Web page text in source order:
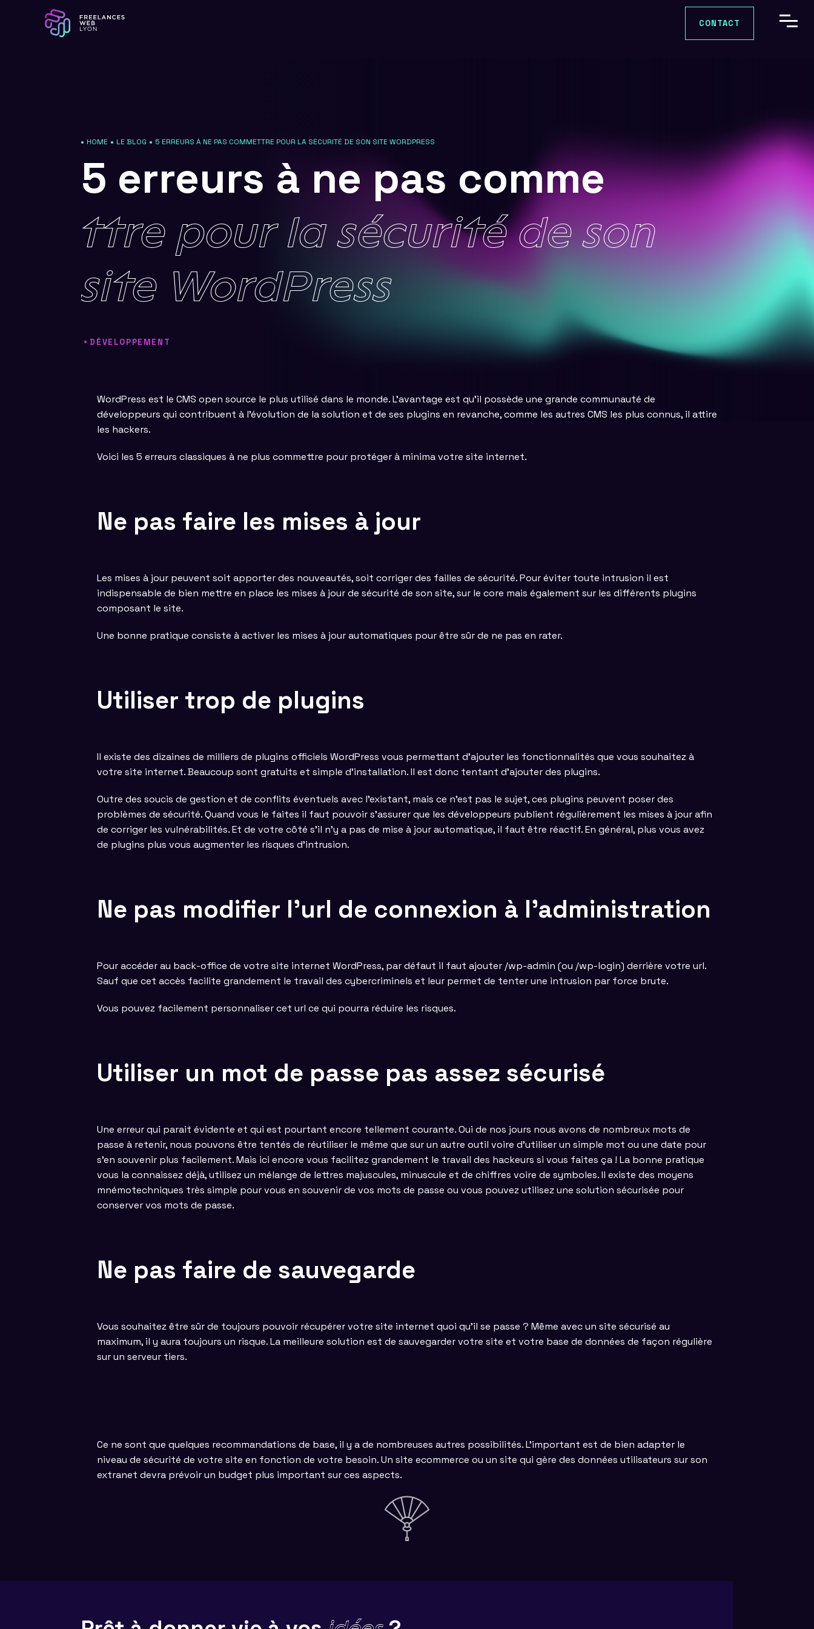
CONTACT
HOME LE BLOG 5 ERREURS À NE PAS COMMETTRE POUR LA SÉCURITÉ DE SON SITE WORDPRESS
5 erreurs à nepas comme
ttrepourlasécuritédeson
site WordPress
DÉVELOPPEMENT
WordPress est le CMS open source le plus utilisé dans le monde. L’avantage est qu’il possède une grande communauté de
développeurs qui contribuent à l’évolution de la solution et de ses plugins en revanche, comme les autres CMS les plus connus, il attire
les hackers.
Voici les 5 erreurs classiques à ne plus commettre pour protéger à minima votre site internet.
Ne pas faire les mises à jour
Les mises à jour peuvent soit apporter des nouveautés, soit corriger des failles de sécurité. Pour éviter toute intrusion il est
indispensable de bien mettre en place les mises à jour de sécurité de son site, sur le core mais également sur les différents plugins
composant le site.
Une bonne pratique consiste à activer les mises à jour automatiques pour être sûr de ne pas en rater.
Utiliser trop de plugins
Il existe des dizaines de milliers de plugins officiels WordPress vous permettant d’ajouter les fonctionnalités que vous souhaitez à
votre site internet. Beaucoup sont gratuits et simple d’installation. Il est donc tentant d’ajouter des plugins.
Outre des soucis de gestion et de conflits éventuels avec l’existant, mais ce n’est pas le sujet, ces plugins peuvent poser des
problèmes de sécurité. Quand vous le faites il faut pouvoir s’assurer que les développeurs publient régulièrement les mises à jour afin
de corriger les vulnérabilités. Et de votre côté s’il n’y a pas de mise à jour automatique, il faut être réactif. En général, plus vous avez
de plugins plus vous augmenter les risques d’intrusion.
Ne pas modifier l’url de connexion à l’administration
Pour accéder au back-office de votre site internet WordPress, par défaut il faut ajouter /wp-admin (ou /wp-login) derrière votre url.
Sauf que cet accès facilite grandement le travail des cybercriminels et leur permet de tenter une intrusion par force brute.
Vous pouvez facilement personnaliser cet url ce qui pourra réduire les risques.
Utiliser un mot de passe pas assez sécurisé
Une erreur qui parait évidente et qui est pourtant encore tellement courante. Oui de nos jours nous avons de nombreux mots de
passe à retenir, nous pouvons être tentés de réutiliser le même que sur un autre outil voire d’utiliser un simple mot ou une date pour
s’en souvenir plus facilement. Mais ici encore vous facilitez grandement le travail des hackeurs si vous faites ça ! La bonne pratique
vous la connaissez déjà, utilisez un mélange de lettres majuscules, minuscule et de chiffres voire de symboles. Il existe des moyens
mnémotechniques très simple pour vous en souvenir de vos mots de passe ou vous pouvez utilisez une solution sécurisée pour
conserver vos mots de passe.
Ne pas faire de sauvegarde
Vous souhaitez être sûr de toujours pouvoir récupérer votre site internet quoi qu’il se passe ? Même avec un site sécurisé au
maximum, il y aura toujours un risque. La meilleure solution est de sauvegarder votre site et votre base de données de façon régulière
sur un serveur tiers.
Ce ne sont que quelques recommandations de base, il y a de nombreuses autres possibilités. L’important est de bien adapter le
niveau de sécurité de votre site en fonction de votre besoin. Un site ecommerce ou un site qui gère des données utilisateurs sur son
extranet devra prévoir un budget plus important sur ces aspects.